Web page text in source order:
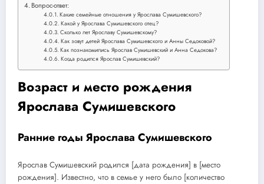
Вопрос-ответ:
Какие семейные отношения у Ярослава Сумишевского?
Какой у Ярослава Сумишевского отец?
Сколько лет Ярославу Сумишевскому?
Как зовут детей Ярослава Сумишевского и Анны Седоковой?
Как познакомились Ярослав Сумишевский и Анна Седокова?
Когда родился Ярослав Сумишевский?
Возраст и место рождения
Ярослава Сумишевского
Ранние годы Ярослава Сумишевского
Ярослав Сумишевский родился [дата рождения] в [место
рождения]. Известно, что в семье у него было [количество